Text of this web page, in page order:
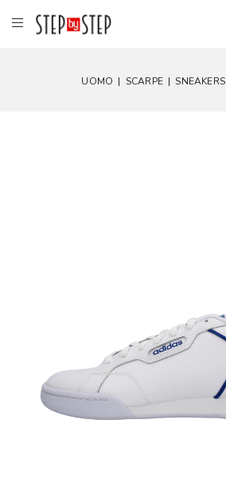
UOMO | SCARPE | SNEAKERS